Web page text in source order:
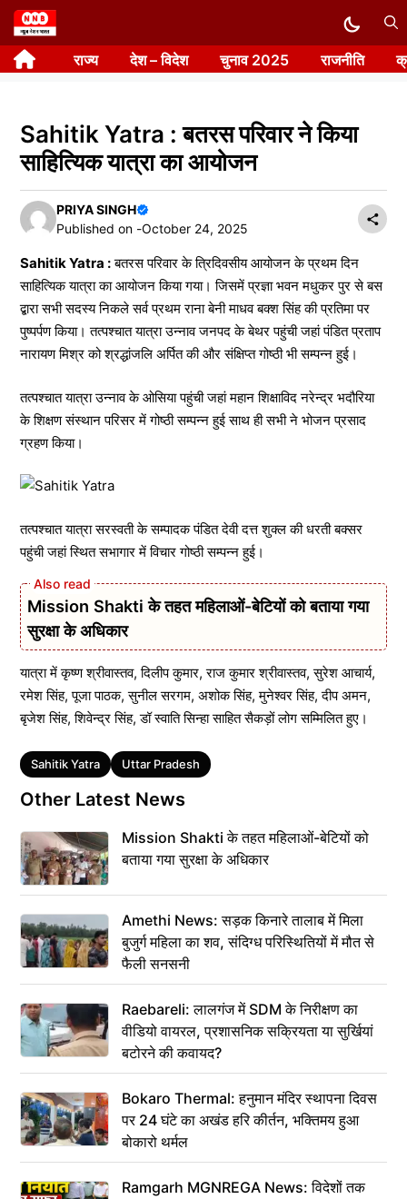
Skip
to
content राज्य देश – विदेश चुनाव 2025 राजनीति
Sahitik Yatra : बतरस परिवार ने किया
साहित्यिक यात्रा का आयोजन
PRIYA SINGH
Published on -October 24, 2025
Sahitik Yatra :बतरस परिवार के त्रिदिवसीय आयोजन के प्रथम दिन
साहित्यिक यात्रा का आयोजन किया गया। जिसमें प्रज्ञा भवन मधुकर पुर से बस
द्बारा सभी सदस्य निकले सर्व प्रथम राना बेनी माधव बक्श सिंह की प्रतिमा पर
पुष्पर्पण किया। तत्पश्चात यात्रा उन्नाव जनपद के बेथर पहुंची जहां पंडित प्रताप
नारायण मिश्र को श्रद्धांजलि अर्पित की और संक्षिप्त गोष्ठी भी सम्पन्न हुई।
तत्पश्चात यात्रा उन्नाव के ओसिया पहुंची जहां महान शिक्षाविद नरेन्द्र भदौरिया
के शिक्षण संस्थान परिसर में गोष्ठी सम्पन्न हुई साथ ही सभी ने भोजन प्रसाद
ग्रहण किया।
तत्पश्चात यात्रा सरस्वती के सम्पादक पंडित देवी दत्त शुक्ल की धरती बक्सर
पहुंची जहां स्थित सभागार में विचार गोष्ठी सम्पन्न हुई।
Mission Shakti के तहत महिलाओं-बेटियों को बताया गया
सुरक्षा के अधिकार
यात्रा में कृष्ण श्रीवास्तव, दिलीप कुमार, राज कुमार श्रीवास्तव, सुरेश आचार्य,
रमेश सिंह, पूजा पाठक, सुनील सरगम, अशोक सिंह, मुनेश्वर सिंह, दीप अमन,
बृजेश सिंह, शिवेन्द्र सिंह, डॉ स्वाति सिन्हा साहित सैकड़ों लोग सम्मिलित हुए।
Tags
Sahitik Yatra Uttar Pradesh
Other Latest News
Mission Shakti के तहत महिलाओं-बेटियों को
बताया गया सुरक्षा के अधिकार
Amethi News: सड़क किनारे तालाब में मिला
बुजुर्ग महिला का शव, संदिग्ध परिस्थितियों में मौत से
फैली सनसनी
Raebareli: लालगंज में SDM के निरीक्षण का
वीडियो वायरल, प्रशासनिक सक्रियता या सुर्खियां
बटोरने की कवायद?
Bokaro Thermal: हनुमान मंदिर स्थापना दिवस
पर 24 घंटे का अखंड हरि कीर्तन, भक्तिमय हुआ
बोकारो थर्मल
Ramgarh MGNREGA News: विदेशों तक